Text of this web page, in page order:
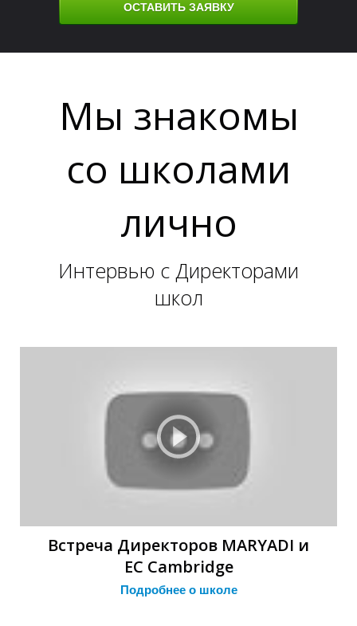
Т
З
Т
З
ОСТАВИТЬ ЗАЯВКУ
Мы знакомы
со школами
лично
Интервью с Директорами
школ
Встреча Директоров MARYADI и
EC Cambridge
Подробнее о школе